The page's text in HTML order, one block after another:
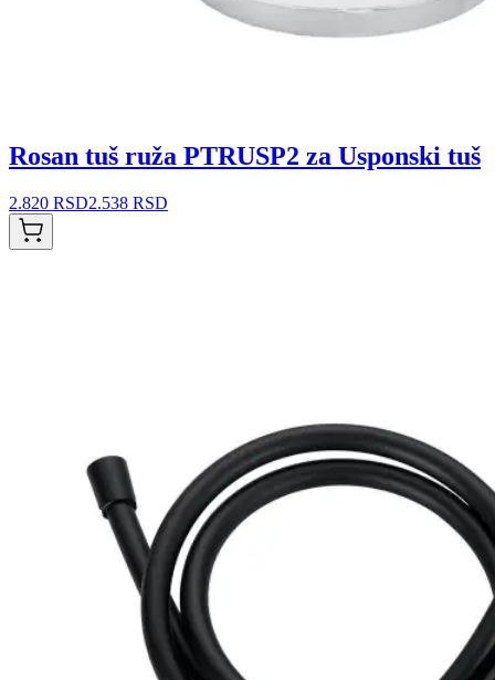
Rosan tuš ruža PTRUSP2 za Usponski tuš
2.820 RSD2.538 RSD